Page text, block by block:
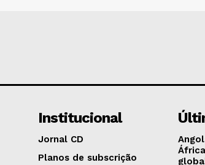
Institucional
Jornal CD
Planos de subscrição